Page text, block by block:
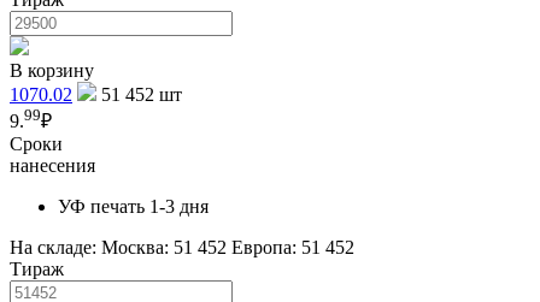
В корзину
1070.02
51 452 шт
9.99₽
Сроки
нанесения
УФ печать 1-3 дня
На складе: Москва: 51 452 Европа: 51 452
Тираж